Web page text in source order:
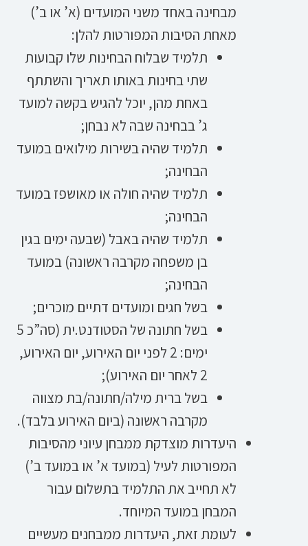
מבחינה באחד משני המועדים (א’ או ב’)
מאחת הסיבות המפורטות להלן:
תלמיד שבלוח הבחינות שלו קבועות
שתי בחינות באותו תאריך והשתתף
באחת מהן, יוכל להגיש בקשה למועד
ג’ בבחינה שבה לא נבחן;
תלמיד שהיה בשירות מילואים במועד
הבחינה;
תלמיד שהיה חולה או מאושפז במועד
הבחינה;
תלמיד שהיה באבל (שבעה ימים בגין
בן משפחה מקרבה ראשונה) במועד
הבחינה;
בשל חגים ומועדים דתיים מוכרים;
בשל חתונה של הסטודנט.ית (סה”כ 5
ימים: 2 לפני יום האירוע, יום האירוע,
2 לאחר יום האירוע);
בשל ברית מילה/חתונה/בת מצווה
מקרבה ראשונה (ביום האירוע בלבד).
היעדרות מוצדקת ממבחן עיוני מהסיבות
המפורטות לעיל (במועד א’ או במועד ב’)
לא תחייב את התלמיד בתשלום עבור
המבחן במועד המיוחד.
לעומת זאת, היעדרות ממבחנים מעשיים